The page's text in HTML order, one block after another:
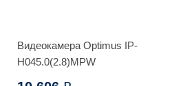
Видеокамера Optimus IP-
H045.0(2.8)MPW